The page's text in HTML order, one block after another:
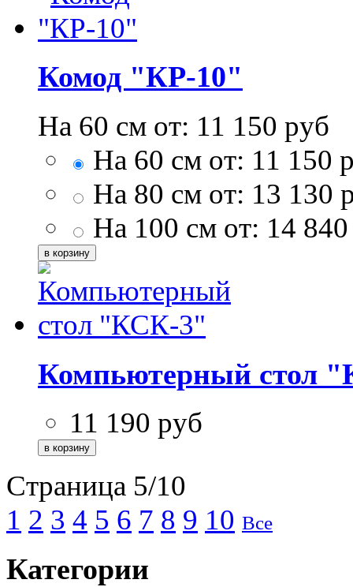
Комод "КР-10"
На 60 см от: 11 150 руб
На 60 см от: 11 150
На 80 см от: 13 130
На 100 см от: 14 840
Компьютерный стол
11 190 руб
Страница 5/10
1 2 3 4 5 6 7 8 9 10 Все
Категории